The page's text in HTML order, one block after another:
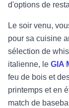
d'options de
Le soir venu,
pour sa cuisine
sélection de
italienne, le GIA
feu de bois et
printemps et en
match de